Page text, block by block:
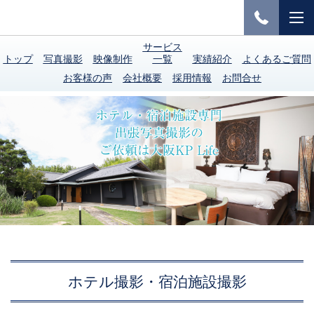
トップ 写真撮影 映像制作
サービス
一覧
実績紹介
よくあるご質問
お客様の声
会社概要 採用情報 お問合せ
ホテル撮影・宿泊施設撮影